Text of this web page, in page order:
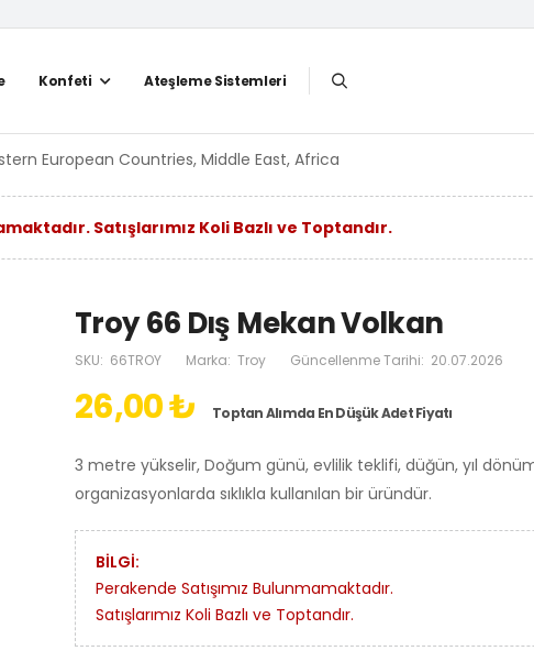
Konfeti Ateşleme Sistemleri
European Countries, Middle East, Africa
Satışlarımız Koli Bazlı ve Toptandır.
Troy 66 Dış Mekan Volkan
SKU: 66TROY Marka: Troy Güncellenme Tarihi: 20.07.2026
26,00 ₺ Toptan Alımda En Düşük Adet Fiyatı
3 metre yükselir, Doğum günü, evlilik teklifi, düğün, yıl
organizasyonlarda sıklıkla kullanılan bir üründür.
BİLGİ:
Perakende Satışımız Bulunmamaktadır.
Satışlarımız Koli Bazlı ve Toptandır.